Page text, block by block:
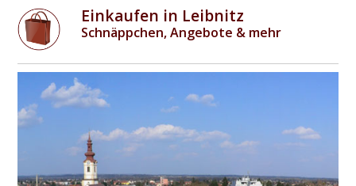
Einkaufen in Leibnitz
Schnäppchen, Angebote & mehr